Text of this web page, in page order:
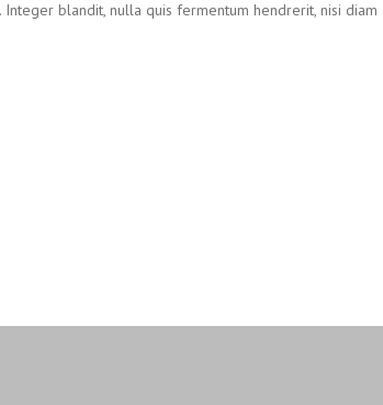
blandit, nulla quis fermentum hendrerit, nisi diam